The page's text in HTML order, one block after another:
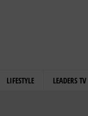
LIFESTYLE LEADERS TV